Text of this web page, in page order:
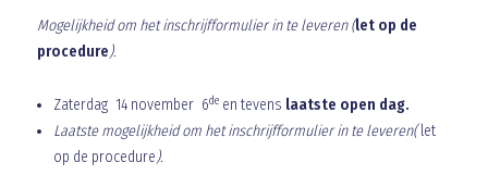
Mogelijkheid om het inschrijfformulier in te leveren (let op de
procedure).
Zaterdag 14 november 6deen tevens laatste open dag.
Laatste mogelijkheid om het inschrijfformulier in te leveren(let
op de procedure).